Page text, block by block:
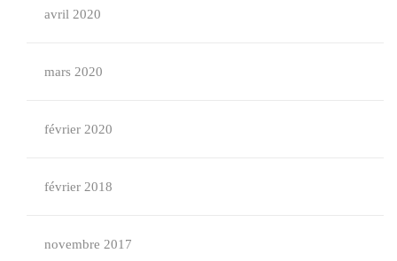
avril 2020
mars 2020
février 2020
février 2018
novembre 2017